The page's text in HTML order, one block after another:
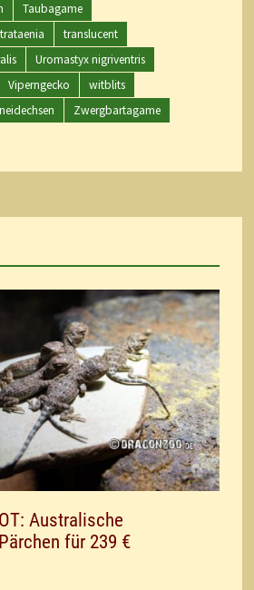
Taubagame
translucent
Uromastyx nigriventris
Viperngecko
witblits
Zwergbartagame
Australische
für 239 €